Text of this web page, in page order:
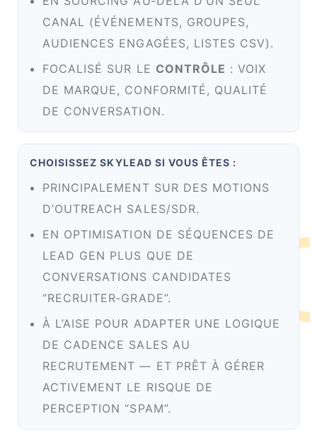
CANAL (ÉVÉNEMENTS, GROUPES,
AUDIENCES ENGAGÉES, LISTES CSV).
FOCALISÉ SUR LE CONTRÔLE : VOIX
DE MARQUE, CONFORMITÉ, QUALITÉ
DE CONVERSATION.
CHOISISSEZ SKYLEAD SI VOUS ÊTES :
PRINCIPALEMENT SUR DES MOTIONS
D’OUTREACH SALES/SDR.
EN OPTIMISATION DE SÉQUENCES DE
LEAD GEN PLUS QUE DE
CONVERSATIONS CANDIDATES
“RECRUITER‑GRADE”.
À L’AISE POUR ADAPTER UNE LOGIQUE
DE CADENCE SALES AU
RECRUTEMENT — ET PRÊT À GÉRER
ACTIVEMENT LE RISQUE DE
PERCEPTION “SPAM”.